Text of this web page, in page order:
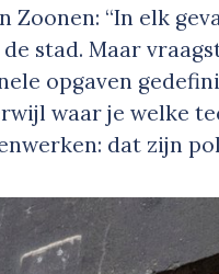
Zoonen: “In elk
stad. Maar
opgaven
waar je welke
dat zijn